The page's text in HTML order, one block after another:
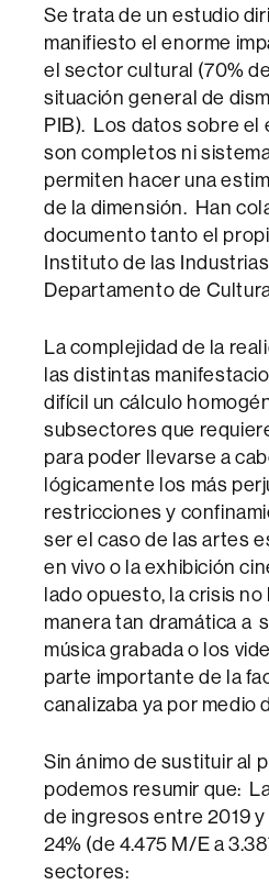
Se trata de un estudio
manifiesto el enorme
el sector cultural (70%
situación general de
PIB). Los datos sobre el
son completos ni
permiten hacer una
de la dimensión. Han
documento tanto el
Instituto de las
Departamento de
La complejidad de la
las distintas
difícil un cálculo
subsectores que
para poder llevarse a
lógicamente los más
restricciones y
ser el caso de las artes
en vivo o la exhibición
lado opuesto, la crisis
manera tan dramática a
música grabada o los
parte importante de la
canalizaba ya por medio
Sin ánimo de sustituir al
podemos resumir que:
de ingresos entre 2019
24% (de 4.475 M/E a
sectores: